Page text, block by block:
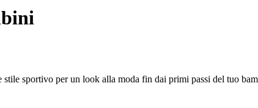
sportivo per un look alla moda fin dai primi passi del tuo